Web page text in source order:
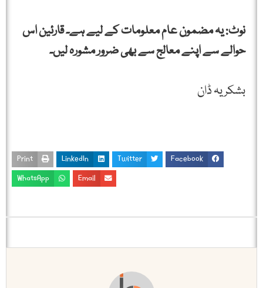
نوٹ: یہ مضمون عام معلومات کے لیے ہے۔ قارئین اس
حوالے سے اپنے معالج سے بھی ضرور مشورہ لیں۔
بشکریہ ڈان
Facebook
Twitter
LinkedIn
Print
Email
WhatsApp